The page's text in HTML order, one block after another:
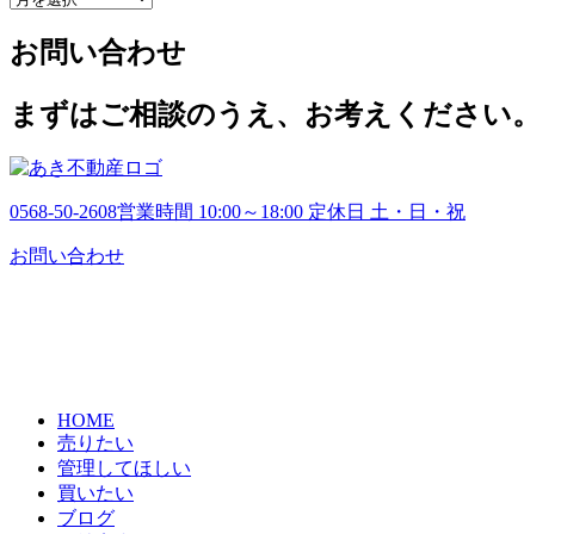
カ
イ
ブ
お問い合わせ
まずはご相談のうえ、お考えください。
0568-50-2608営業時間 10:00～18:00 定休日 土・日・祝
お問い合わせ
HOME
売りたい
管理してほしい
買いたい
ブログ